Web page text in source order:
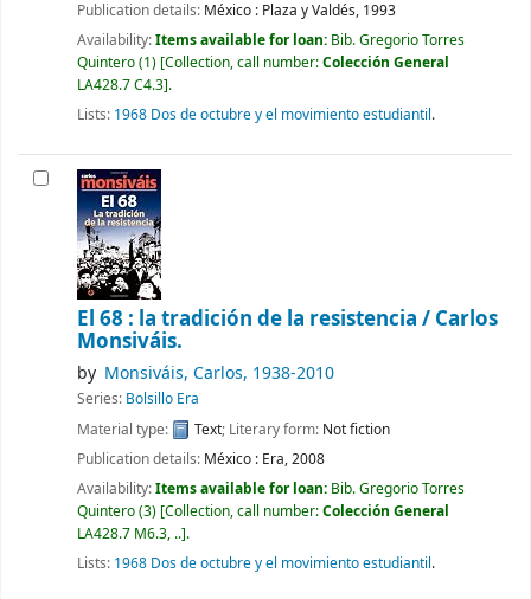
Publication details: México : Plaza y Valdés, 1993
Availability:Items available for loan: Bib. Gregorio Torres
Quintero(1) Collection, call number:Colección General
LA428.7 C4.3 .
Lists: 1968 Dos de octubre y el movimiento estudiantil.
El 68 : la tradición de la resistencia / Carlos
Monsiváis.
by Monsiváis, Carlos, 1938-2010
Series: Bolsillo Era
Material type:
Text; Literary form: Not fiction
Publication details: México : Era,2008
Availability:Items available for loan: Bib. Gregorio Torres
Quintero(3) Collection, call number:Colección General
LA428.7 M6.3, .. .
Lists: 1968 Dos de octubre y el movimiento estudiantil.